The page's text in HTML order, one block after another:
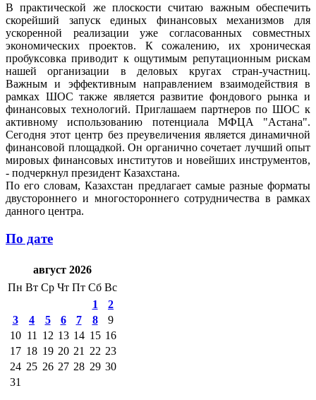
В практической же плоскости считаю важным обеспечить
скорейший запуск единых финансовых механизмов для
ускоренной реализации уже согласованных совместных
экономических проектов. К сожалению, их хроническая
пробуксовка приводит к ощутимым репутационным рискам
нашей организации в деловых кругах стран-участниц.
Важным и эффективным направлением взаимодействия в
рамках ШОС также является развитие фондового рынка и
финансовых технологий. Приглашаем партнеров по ШОС к
активному использованию потенциала МФЦА "Астана".
Сегодня этот центр без преувеличения является динамичной
финансовой площадкой. Он органично сочетает лучший опыт
мировых финансовых институтов и новейших инструментов,
- подчеркнул президент Казахстана.
По его словам, Казахстан предлагает самые разные форматы
двустороннего и многостороннего сотрудничества в рамках
данного центра.
По дате
август 2026
Пн Вт Ср Чт Пт Сб Вс
1
2
3
4 5 6 7 8
9
10 11 12 13 14 15 16
17 18 19 20 21 22 23
24 25 26 27 28 29 30
31